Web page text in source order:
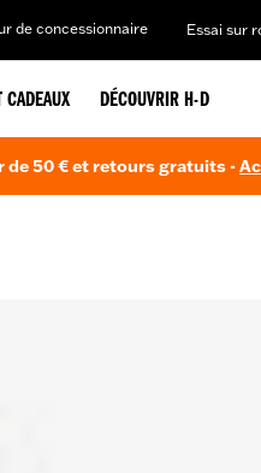
de concessionnaire Essai sur
CADEAUX DÉCOUVRIR H-D
50 € et retours gratuits -